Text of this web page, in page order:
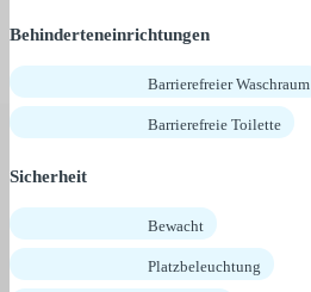
Behinderteneinrichtungen
Barrierefreier Waschraum
Barrierefreie Toilette
Sicherheit
Bewacht
Platzbeleuchtung